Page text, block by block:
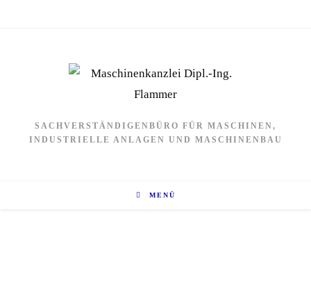
SACHVERSTÄNDIGENBÜRO FÜR MASCHINEN,
INDUSTRIELLE ANLAGEN UND MASCHINENBAU
MENÜ